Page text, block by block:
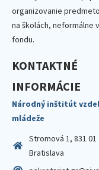
organizovanie
na školách, neformálne
fondu.
KONTAKTNÉ
INFORMÁCIE
Národný inštitút
mládeže
Stromová 1, 831 01
Bratislava